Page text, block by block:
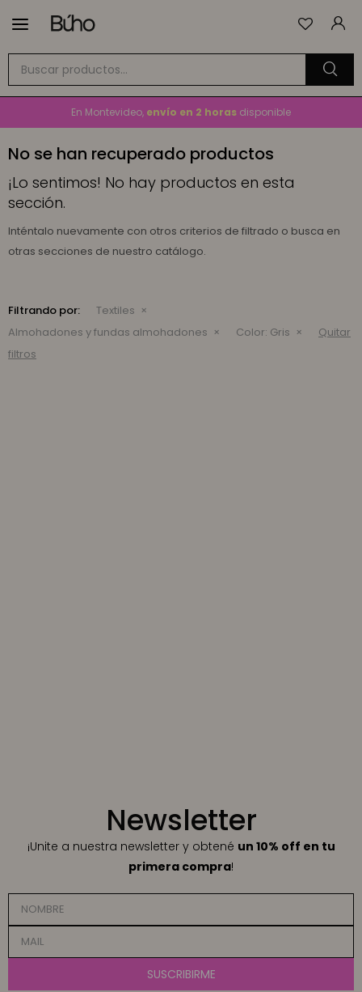

GRATIS
En Montevideo, envío en 2 horas disponible
No se han recuperado productos
¡Lo sentimos! No hay productos en esta
sección.
Inténtalo nuevamente con otros criterios de filtrado o busca en
otras secciones de nuestro catálogo.
Filtrando por:
Textiles
Almohadones y fundas almohadones
Color: Gris
Quitar
filtros
Newsletter
¡Unite a nuestra newsletter y obtené un 10% off en tu
primera compra!
SUSCRIBIRME